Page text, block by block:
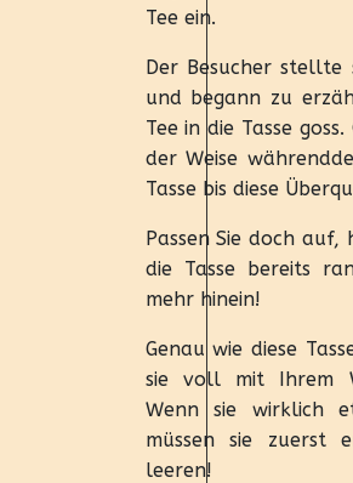
Tee ein.
Der Besucher
und begann zu
Tee in die Tasse
der Weise
Tasse bis diese
Passen Sie doch auf,
die Tasse bereits
mehr hinein!
Genau wie diese
sie voll mit Ihrem
Wenn sie wirklich
müssen sie zuerst
leeren!